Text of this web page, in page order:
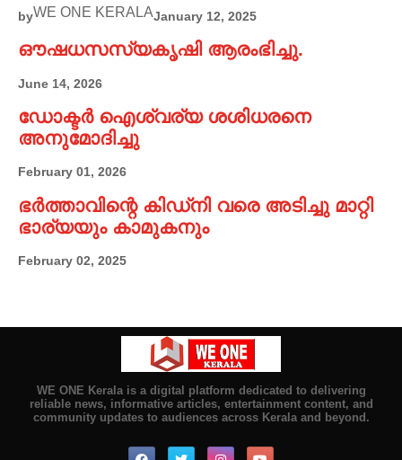
byWE ONE KERALAJanuary 12, 2025
ഔഷധസസ്യകൃഷി ആരംഭിച്ചു.
June 14, 2026
ഡോക്ടർ ഐശ്വര്യ ശശിധരനെ
അനുമോദിച്ചു
February 01, 2026
ഭർത്താവിന്റെ കിഡ്നി വരെ അടിച്ചു മാറ്റി
ഭാര്യയും കാമുകനും
February 02, 2025
WE ONE Kerala is a digital platform dedicated to delivering
reliable news, informative articles, entertainment content, and
community updates to audiences across Kerala and beyond.